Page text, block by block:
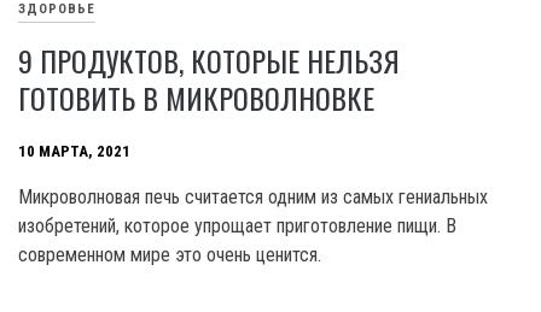
ЗДОРОВЬЕ
9 ПРОДУКТОВ, КОТОРЫЕ НЕЛЬЗЯ
ГОТОВИТЬ В МИКРОВОЛНОВКЕ
10 МАРТА, 2021
Микроволновая печь считается одним из самых гениальных
изобретений, которое упрощает приготовление пищи. В
современном мире это очень ценится.